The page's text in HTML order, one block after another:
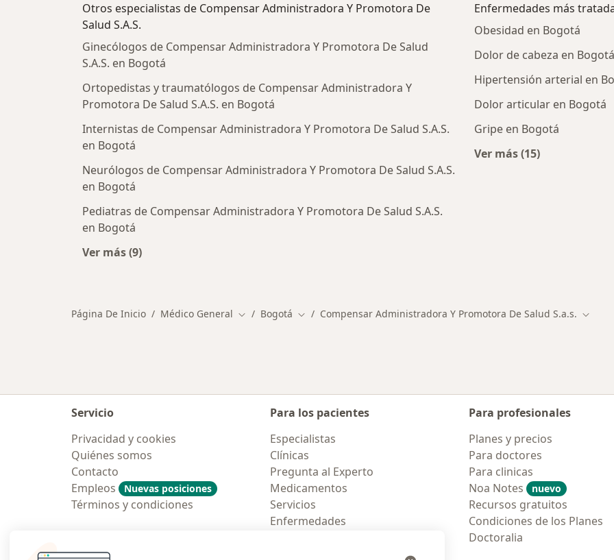
Otros especialistas de Compensar Administradora Y Promotora De
Salud S.A.S.
Ginecólogos de Compensar Administradora Y Promotora De Salud
S.A.S. en Bogotá
Ortopedistas y traumatólogos de Compensar Administradora Y
Promotora De Salud S.A.S. en Bogotá
Internistas de Compensar Administradora Y Promotora De Salud S.A.S.
en Bogotá
Neurólogos de Compensar Administradora Y Promotora De Salud S.A.S.
en Bogotá
Pediatras de Compensar Administradora Y Promotora De Salud S.A.S.
en Bogotá
Ver más (9)
Enfermedades más
Obesidad en Bogotá
Dolor de cabeza en Bogotá
Hipertensión arterial en
Dolor articular en Bogotá
Gripe en Bogotá
Ver más (15)
Página De Inicio Médico General Cambiar de ciudad
Bogotá Cambiar de ciudad
Compensar Administradora Y Promotora De Salud S.a.s.
Servicio
Privacidad y cookies
Quiénes somos
Contacto
Empleos
Nuevas posiciones
Términos y condiciones
Para los pacientes
Especialistas
Clínicas
Pregunta al Experto
Medicamentos
Servicios
Enfermedades
Para profesionales
Planes y precios
Para doctores
Para clinicas
Noa Notes
nuevo
Recursos gratuitos
Condiciones de los Planes
Doctoralia